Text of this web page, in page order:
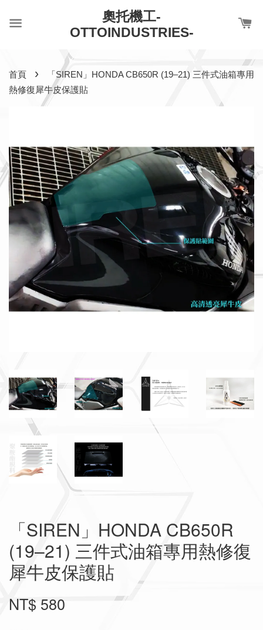
奧托機工-
OTTOINDUSTRIES-
首頁 ›
「SIREN」HONDA CB650R (19–21) 三件式油箱專用
熱修復犀牛皮保護貼
「SIREN」HONDA CB650R
(19–21) 三件式油箱專用熱修復
犀牛皮保護貼
NT$ 580